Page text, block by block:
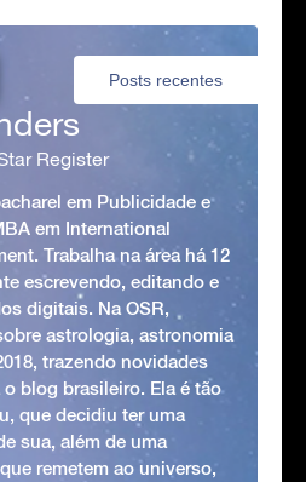
Posts recentes
Register
em Publicidade e
em International
Trabalha na área há 12
escrevendo, editando e
digitais. Na OSR,
astrologia, astronomia
trazendo novidades
blog brasileiro. Ela é tão
que decidiu ter uma
sua, além de uma
remetem ao universo,